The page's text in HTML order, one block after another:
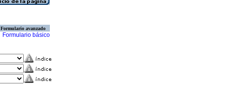
Formulario avanzado
Formulario básico